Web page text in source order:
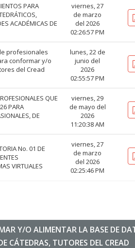
PARA
ACADÉMICAS DE
viernes, 27
de marzo
del 2026
02:26:57 PM
profesionales
conformar y/o
del Cread
lunes, 22 de
junio del
2026
02:55:57 PM
QUE
PARA
DE
viernes, 29
de mayo del
2026
11:20:38 AM
No. 01 DE
VIRTUALES
viernes, 27
de marzo
del 2026
02:25:46 PM
Y/O ALIMENTAR LA BASE DE
CÁTEDRAS, TUTORES DEL CREAD